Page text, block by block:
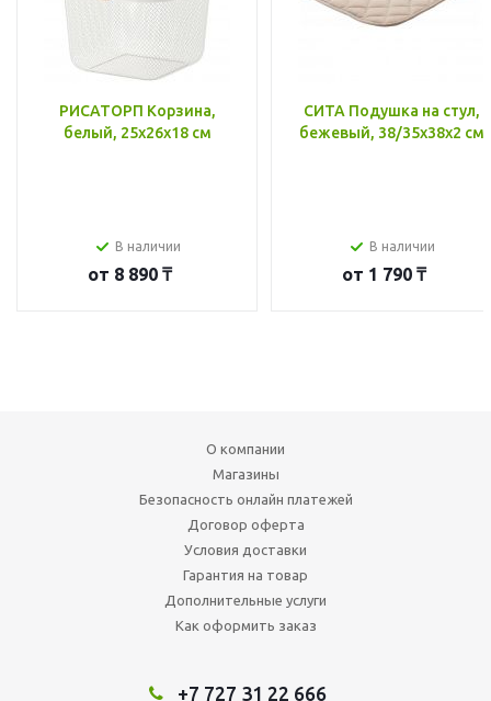
РИСАТОРП Корзина,
белый, 25x26x18 см
В наличии
от 8 890 ₸
СИТА Подушка на стул,
бежевый, 38/35x38x2 см
В наличии
от 1 790 ₸
О компании
Магазины
Безопасность онлайн платежей
Договор оферта
Условия доставки
Гарантия на товар
Дополнительные услуги
Как оформить заказ
+7 727 31 22 666